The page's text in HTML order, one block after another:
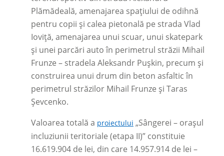
Plămădeală, amenajarea spațiului de odihnă
pentru copii și calea pietonală pe strada Vlad
Ioviță, amenajarea unui scuar, unui skatepark
și unei parcări auto în perimetrul străzii Mihail
Frunze – stradela Aleksandr Pușkin, precum și
construirea unui drum din beton asfaltic în
perimetrul străzilor Mihail Frunze și Taras
Șevcenko.
Valoarea totală a proiectului „Sângerei – orașul
incluziunii teritoriale (etapa II)” constituie
16.619.904 de lei, din care 14.957.914 de lei –